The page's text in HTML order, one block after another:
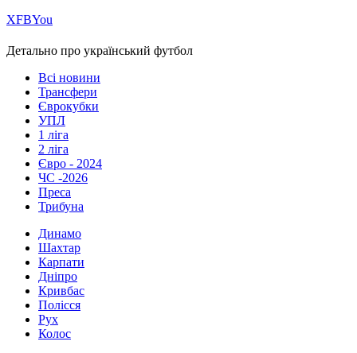
ХFBYou
Детально про український футбол
Всі новини
Трансфери
Єврокубки
УПЛ
1 ліга
2 ліга
Євро - 2024
ЧС -2026
Преса
Трибуна
Динамо
Шахтар
Карпати
Дніпро
Кривбас
Полісся
Рух
Колос